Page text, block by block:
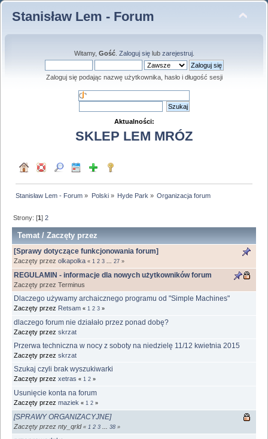
Stanisław Lem - Forum
Witamy, Gość. Zaloguj sięlub zarejestruj.
Zaloguj się podając nazwę użytkownika, hasło i długość sesji
Aktualności:
SKLEP LEM MRÓZ
Stanisław Lem - Forum » Polski» Hyde Park » Organizacja forum
Strony: [1]2
Temat /Zaczęty przez
[Sprawy dotyczące funkcjonowania forum]
Zaczęty przez olkapolka « 1 2 3 27 »
REGULAMIN - informacje dla nowych użytkowników forum
Zaczęty przez Terminus
Dlaczego używamy archaicznego programu od "Simple Machines"
Zaczęty przez Retsam « 1 2 3 »
dlaczego forum nie działało przez ponad dobę?
Zaczęty przez skrzat
Przerwa techniczna w nocy z soboty na niedzielę 11/12 kwietnia 2015
Zaczęty przez skrzat
Szukaj czyli brak wyszukiwarki
Zaczęty przez xetras « 1 2 »
Usunięcie konta na forum
Zaczęty przez maziek « 1 2 »
[SPRAWY ORGANIZACYJNE]
Zaczęty przez nty_qrld « 1 2 3 38 »